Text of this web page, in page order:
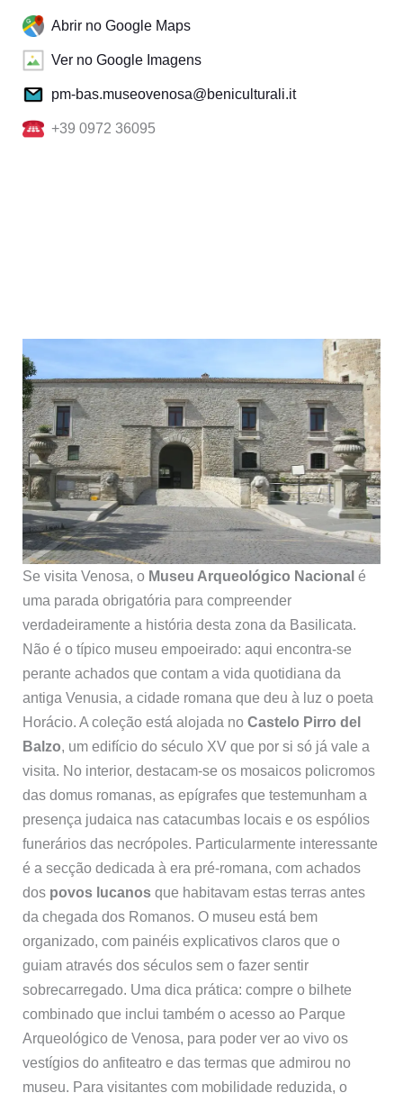
Abrir no Google Maps
Ver no Google Imagens
pm-bas.museovenosa@beniculturali.it
+39 0972 36095
Se visita Venosa, o Museu Arqueológico Nacional é
uma parada obrigatória para compreender
verdadeiramente a história desta zona da Basilicata.
Não é o típico museu empoeirado: aqui encontra-se
perante achados que contam a vida quotidiana da
antiga Venusia, a cidade romana que deu à luz o poeta
Horácio. A coleção está alojada no Castelo Pirro del
Balzo, um edifício do século XV que por si só já vale a
visita. No interior, destacam-se os mosaicos policromos
das domus romanas, as epígrafes que testemunham a
presença judaica nas catacumbas locais e os espólios
funerários das necrópoles. Particularmente interessante
é a secção dedicada à era pré-romana, com achados
dos povos lucanosque habitavam estas terras antes
da chegada dos Romanos. O museu está bem
organizado, com painéis explicativos claros que o
guiam através dos séculos sem o fazer sentir
sobrecarregado. Uma dica prática: compre o bilhete
combinado que inclui também o acesso ao Parque
Arqueológico de Venosa, para poder ver ao vivo os
vestígios do anfiteatro e das termas que admirou no
museu. Para visitantes com mobilidade reduzida, o